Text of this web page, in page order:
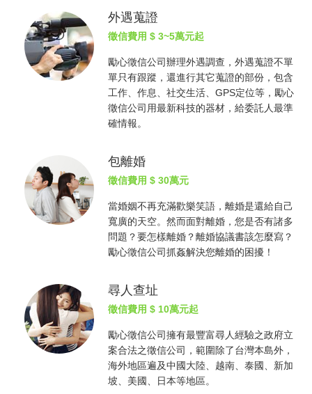
外遇蒐證
徵信費用 $ 3~5萬元起
勵心徵信公司辦理外遇調查，外遇蒐證不單
單只有跟蹤，還進行其它蒐證的部份，包含
工作、作息、社交生活、GPS定位等，勵心
徵信公司 用最新科技的器材，給委託人最準
確情報。
包離婚
徵信費用 $ 30萬元
當婚姻不再充滿歡樂笑語，離婚是還給自己
寬廣的天空。然而面對離婚，您是否有諸多
問題？要怎樣離婚？離婚協議書該怎麼寫？
勵心徵信公司抓姦解決您離婚的困擾！
尋人查址
徵信費用 $ 10萬元起
勵心徵信公司擁有最豐富尋人經驗之政府立
案合法之徵信公司 ，範圍除了台灣本島外，
海外地區遍及中國大陸、越南、泰國、新加
坡、美國、日本等地區。